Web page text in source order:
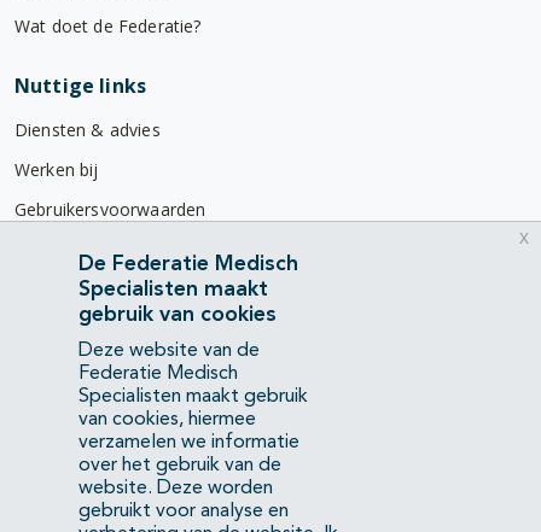
Wat doet de Federatie?
Nuttige links
Diensten & advies
Werken bij
Gebruikersvoorwaarden
Privacyverklaring
Contact
Mercatorlaan 1200
3528 BL Utrecht
(088) 505 34 34
info@richtlijnendatabase.nl
YouTubeLinkedIn
De Federatie Medisch
Specialisten maakt
gebruik van cookies
Deze website van de
Federatie Medisch
Specialisten maakt gebruik
van cookies, hiermee
verzamelen we informatie
over het gebruik van de
website. Deze worden
gebruikt voor analyse en
x